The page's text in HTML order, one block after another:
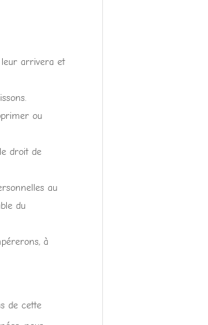
leur arrivera et
ou
droit de
au
du
à
de cette